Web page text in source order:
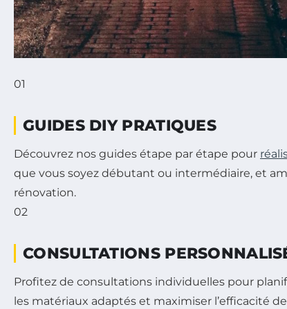
01
GUIDES DIY PRATIQUES
Découvrez nos guides étape par étape pour
que vous soyez débutant ou intermédiaire, et
rénovation.
02
CONSULTATIONS
Profitez de consultations individuelles pour
les matériaux adaptés et maximiser l’efficacité